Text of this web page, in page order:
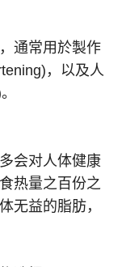
通常用於製作
，以及人
会对人体健康
热量之百份之
无益的脂肪，